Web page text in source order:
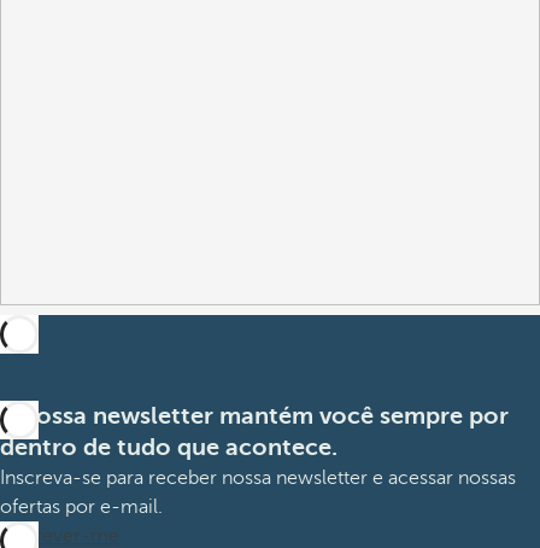
A nossa newsletter mantém você sempre por
dentro de tudo que acontece.
Inscreva-se para receber nossa newsletter e acessar nossas
ofertas por e-mail.
Inscrever-me